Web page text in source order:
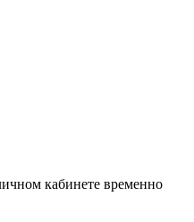
кабинете временно